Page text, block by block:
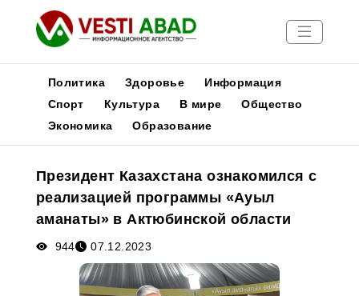
Новости
Медиа
Афиша
Политика Здоровье
Информация
Спорт
Культура В мире
Общество
Экономика
Образование
Президент Казахстана ознакомился с
реализацией программы «Ауыл
аманаты» в Актюбинской области
944 07.12.2023